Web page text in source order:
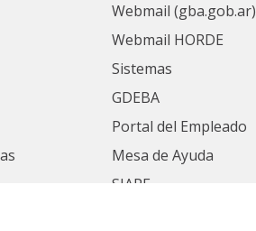
Webmail (gba.gob.ar)
Webmail HORDE
Sistemas
GDEBA
Portal del Empleado
Mesa de Ayuda
SIAPE